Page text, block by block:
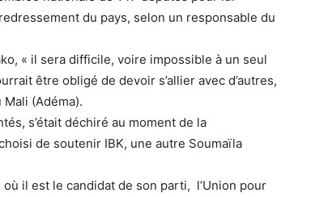
du pays, selon un responsable du
« il sera difficile, voire impossible à un seul
être obligé de devoir s’allier avec d’autres,
(Adéma).
s’était déchiré au moment de la
de soutenir IBK, une autre Soumaïla
il est le candidat de son parti, l’Union pour